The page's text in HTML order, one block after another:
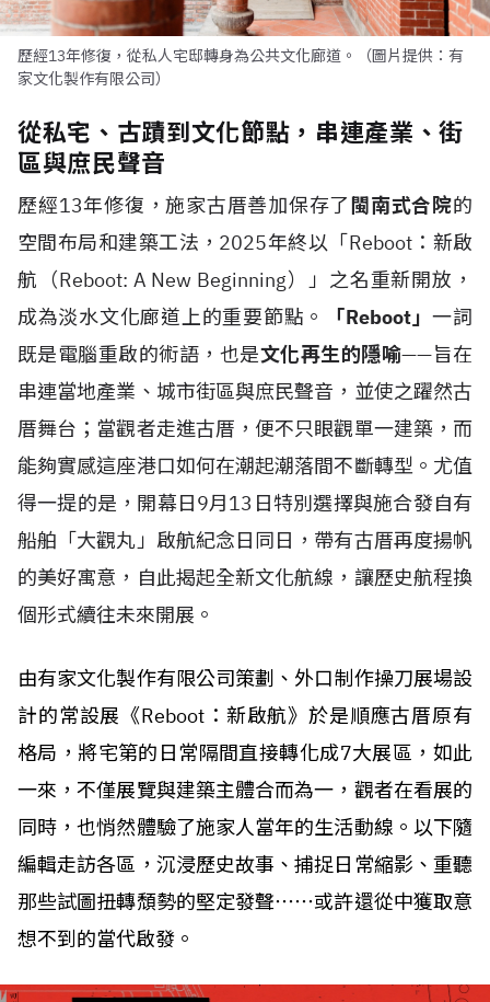
歷經13年修復，從私人宅邸轉身為公共文化廊道。（圖片提供：有
家文化製作有限公司）
從私宅、古蹟到文化節點，串連產業、街
區與庶民聲音
歷經13年修復，施家古厝善加保存了 閩南式合院的
空間布局和建築工法，2025年終以「Reboot：新啟
航（Reboot: A New Beginning）」之名重新開放，
成為淡水文化廊道上的重要節點。
「Reboot」一詞
既是電腦重啟的術語，也是文化再生的隱喻——旨在
串連當地產業、城市街區與庶民聲音，並使之躍然古
厝舞台；當觀者走進古厝，便不只眼觀單一建築，而
能夠實感這座港口如何在潮起潮落間不斷轉型。尤值
得一提的是，開幕日9月13日特別選擇與施合發自有
船舶「大觀丸」啟航紀念日同日，帶有古厝再度揚帆
的美好寓意，自此揭起全新文化航線，讓歷史航程換
個形式續往未來開展。
由有家文化製作有限公司策劃、外口制作操刀展場設
計的常設展《Reboot：新啟航》於是順應古厝原有
格局，將宅第的日常隔間直接轉化成7大展區，如此
一來，不僅展覽與建築主體合而為一，觀者在看展的
同時，也悄然體驗了施家人當年的生活動線。以下隨
編輯走訪各區，沉浸歷史故事、捕捉日常縮影、重聽
那些試圖扭轉頹勢的堅定發聲⋯⋯或許還從中獲取意
想不到的當代啟發。